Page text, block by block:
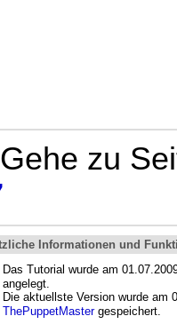
Gehe zu
Informationen und
Das Tutorial wurde am
angelegt.
Die aktuellste Version wurde am
ThePuppetMastergespeichert.